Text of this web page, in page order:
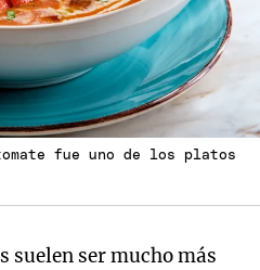
fue uno de los platos
suelen ser mucho más